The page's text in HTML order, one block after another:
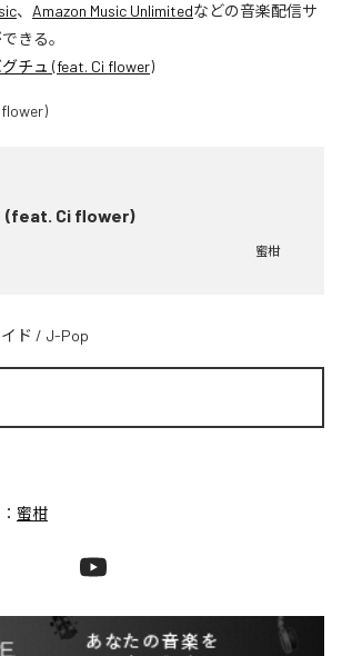
、 Amazon Music Unlimitedなどの音楽配信サ
きる。
チュ (feat. Ci flower)
(feat. Ci flower)
蜜柑
ド / J-Pop
蜜柑